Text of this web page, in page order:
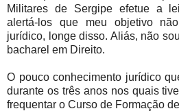
Militares de Sergipe efetue a
alertá-los que meu objetivo
jurídico, longe disso. Aliás, não
bacharel em Direito.
O pouco conhecimento jurídico
durante os três anos nos quais
frequentar o Curso de Formação